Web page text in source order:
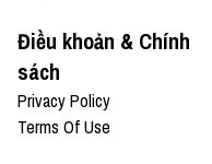
Điều khoản & Chính
sách
Privacy Policy
Terms Of Use